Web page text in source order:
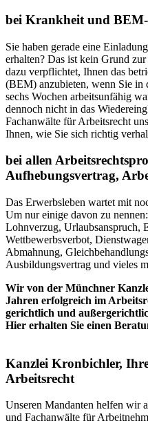
bei Krankheit und BEM-
Sie haben gerade eine
erhalten? Das ist kein Grund
dazu verpflichtet, Ihnen das
(BEM) anzubieten, wenn Sie in
sechs Wochen arbeitsunfähig
dennoch nicht in das
Fachanwälte für Arbeitsrecht
Ihnen, wie Sie sich richtig
bei allen
Aufhebungsvertrag,
Das Erwerbsleben wartet mit
Um nur einige davon zu
Lohnverzug, Urlaubsanspruch,
Wettbewerbsverbot,
Abmahnung,
Ausbildungsvertrag und vieles
Wir von der Münchner
Jahren erfolgreich im
gerichtlich und
Hier erhalten Sie einen
Kanzlei Kronbichler,
Arbeitsrecht
Unseren Mandanten helfen wir
und Fachanwälte für